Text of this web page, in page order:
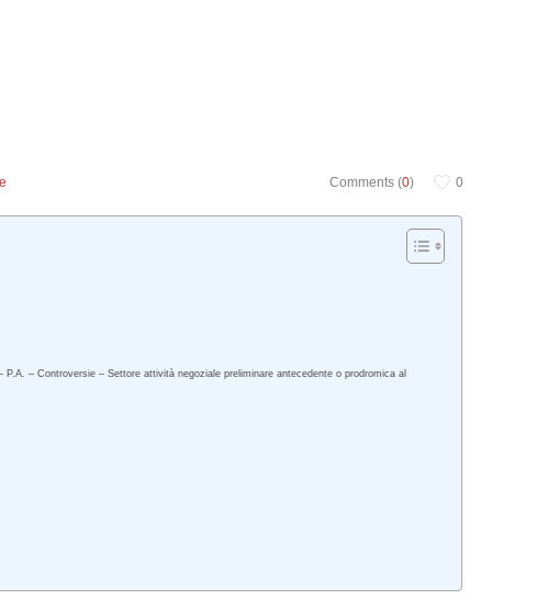
Comments (0) 0
– Controversie – Settore attività negoziale preliminare antecedente o prodromica al